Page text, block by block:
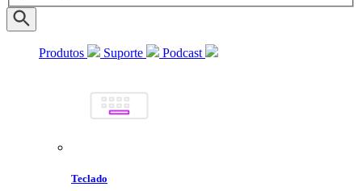
Produtos Suporte Podcast
Teclado